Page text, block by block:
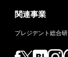
関連事業
プレジデント総合